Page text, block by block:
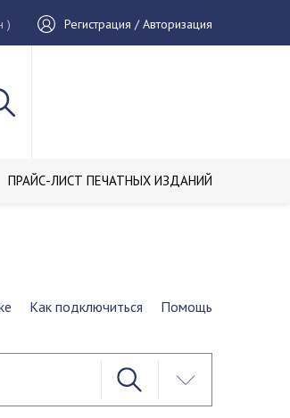
) Регистрация / Авторизация
ПРАЙС-ЛИСТ ПЕЧАТНЫХ ИЗДАНИЙ
Как подключиться Помощь